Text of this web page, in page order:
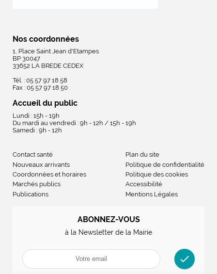
Nos coordonnées
1, Place Saint Jean d'Etampes
BP 30047
33652 LA BREDE CEDEX
Tél. : 05 57 97 18 58
Fax : 05 57 97 18 50
Accueil du public
Lundi : 15h - 19h
Du mardi au vendredi : 9h - 12h / 15h - 19h
Samedi : 9h - 12h
Contact santé
Nouveaux arrivants
Coordonnées et horaires
Marchés publics
Publications
Plan du site
Politique de confidentialité
Politique des cookies
Accessibilité
Mentions Légales
ABONNEZ-VOUS
à la Newsletter de la Mairie
check